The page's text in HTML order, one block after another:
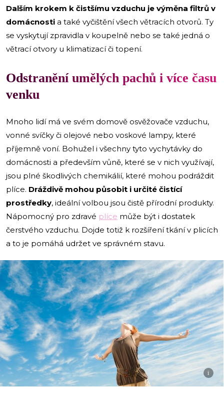
Dalším krokem k čistšímu vzduchu je výměna filtrů v
domácnosti a také vyčištění všech větracích otvorů. Ty
se vyskytují zpravidla v koupelně nebo se také jedná o
větrací otvory u klimatizací či topení.
Odstranění umělých pachů i více času
venku
Mnoho lidí má ve svém domově osvěžovače vzduchu,
vonné svíčky či olejové nebo voskové lampy, které
příjemně voní. Bohužel i všechny tyto vychytávky do
domácnosti a především vůně, které se v nich využívají,
jsou plné škodlivých chemikálií, které mohou podráždit
plíce. Dráždivě mohou působit i určité čistící
prostředky, ideální volbou jsou čistě přírodní produkty.
Nápomocný pro zdravé plíce může být i dostatek
čerstvého vzduchu. Dojde totiž k rozšíření tkání v plicích
a to je pomáhá udržet ve správném stavu.
i